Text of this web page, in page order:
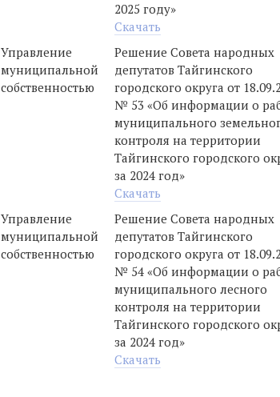
2025 году»
Скачать
Управление
муниципальной
собственностью
Решение Совета народных
депутатов Тайгинского
городского округа от
№ 53 «Об информации о
муниципального
контроля на территории
Тайгинского городского
за 2024 год»
Скачать
Управление
муниципальной
собственностью
Решение Совета народных
депутатов Тайгинского
городского округа от
№ 54 «Об информации о
муниципального лесного
контроля на территории
Тайгинского городского
за 2024 год»
Скачать